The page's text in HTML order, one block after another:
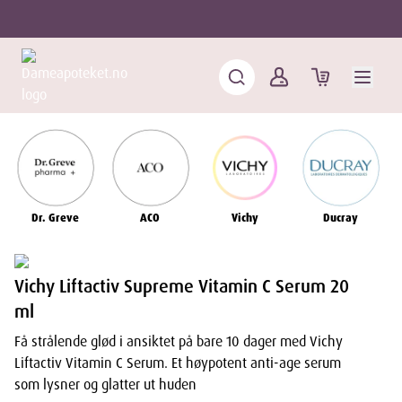
Dr. Greve ACO Vichy Ducray
Vichy Liftactiv Supreme Vitamin C Serum 20
ml
Få strålende glød i ansiktet på bare 10 dager med Vichy
Liftactiv Vitamin C Serum. Et høypotent anti-age serum
som lysner og glatter ut huden